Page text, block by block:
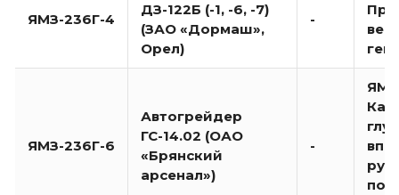
ЯМЗ-236Г-4
ДЗ-122Б (-1, -6, -7)
(ЗАО «Дормаш»,
Орел)
-
ЯМЗ-236Г-6
Автогрейдер
ГС-14.02 (ОАО
«Брянский
арсенал»)
-